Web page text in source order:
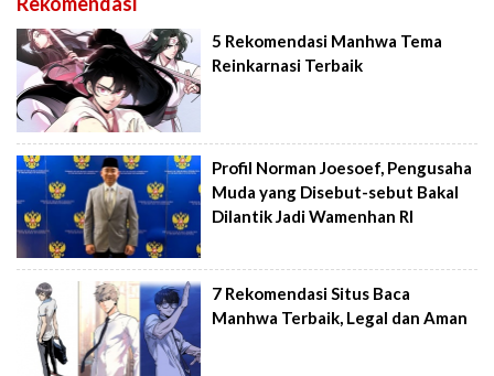
5 Rekomendasi Manhwa Tema
Reinkarnasi Terbaik
Profil Norman Joesoef, Pengusaha
Muda yang Disebut-sebut Bakal
Dilantik Jadi Wamenhan RI
7 Rekomendasi Situs Baca
Manhwa Terbaik, Legal dan Aman